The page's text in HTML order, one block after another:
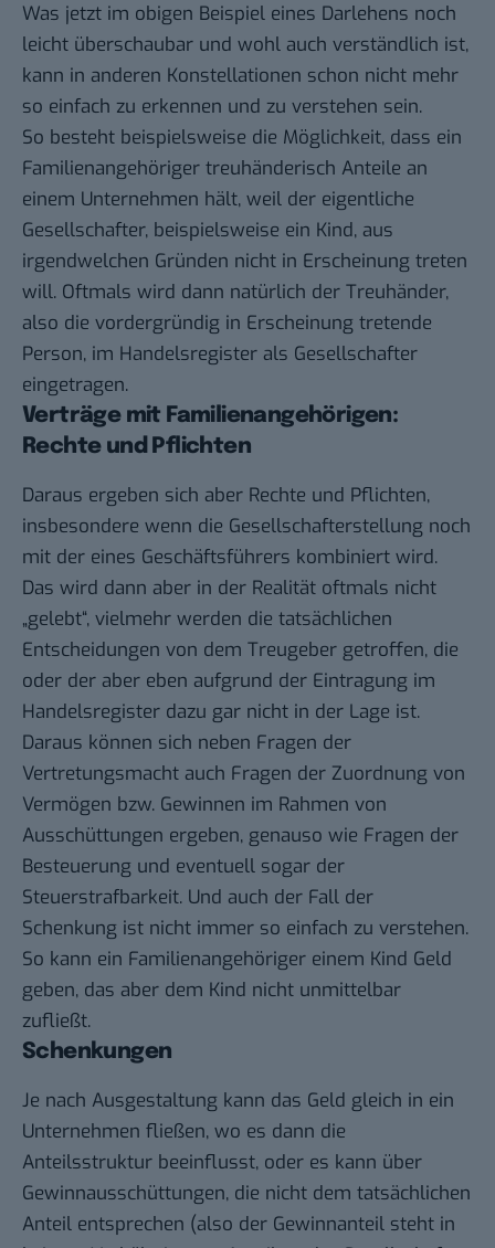
Was jetzt im obigen Beispiel eines Darlehens noch
leicht überschaubar und wohl auch verständlich ist,
kann in anderen Konstellationen schon nicht mehr
so einfach zu erkennen und zu verstehen sein.
So besteht beispielsweise die Möglichkeit, dass ein
Familienangehöriger treuhänderisch Anteile an
einem Unternehmen hält, weil der eigentliche
Gesellschafter, beispielsweise ein Kind, aus
irgendwelchen Gründen nicht in Erscheinung treten
will. Oftmals wird dann natürlich der Treuhänder,
also die vordergründig in Erscheinung tretende
Person, im Handelsregister als Gesellschafter
eingetragen.
Verträge mit Familienangehörigen:
Rechte und Pflichten
Daraus ergeben sich aber Rechte und Pflichten,
insbesondere wenn die Gesellschafterstellung noch
mit der eines Geschäftsführers kombiniert wird.
Das wird dann aber in der Realität oftmals nicht
„gelebt“, vielmehr werden die tatsächlichen
Entscheidungen von dem Treugeber getroffen, die
oder der aber eben aufgrund der Eintragung im
Handelsregister dazu gar nicht in der Lage ist.
Daraus können sich neben Fragen der
Vertretungsmacht auch Fragen der Zuordnung von
Vermögen bzw. Gewinnen im Rahmen von
Ausschüttungen ergeben, genauso wie Fragen der
Besteuerung und eventuell sogar der
Steuerstrafbarkeit. Und auch der Fall der
Schenkung ist nicht immer so einfach zu verstehen.
So kann ein Familienangehöriger einem Kind Geld
geben, das aber dem Kind nicht unmittelbar
zufließt.
Schenkungen
Je nach Ausgestaltung kann das Geld gleich in ein
Unternehmen fließen, wo es dann die
Anteilsstruktur beeinflusst, oder es kann über
Gewinnausschüttungen, die nicht dem tatsächlichen
Anteil entsprechen (also der Gewinnanteil steht in